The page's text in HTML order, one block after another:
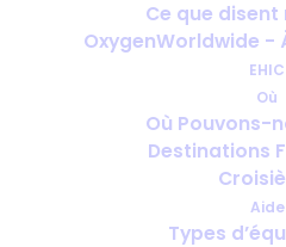
Ce que
OxygenWorldwide -
EHIC
Où
Où Pouvons-
Destinations
Aide
Types